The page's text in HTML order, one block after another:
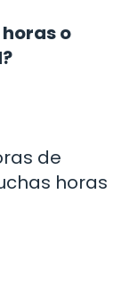
o
de
horas